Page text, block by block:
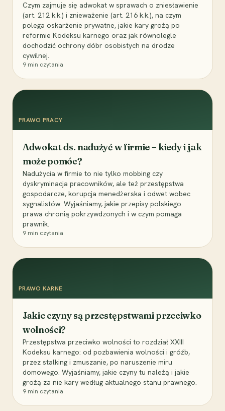
Czym zajmuje się adwokat w sprawach o zniesławienie
(art. 212 k.k.) i znieważenie (art. 216 k.k.), na czym
polega oskarżenie prywatne, jakie kary grożą po
reformie Kodeksu karnego oraz jak równolegle
dochodzić ochrony dóbr osobistych na drodze
cywilnej.
9 min czytania
PRAWO PRACY
Adwokat ds. nadużyć w firmie – kiedy i jak
może pomóc?
Nadużycia w firmie to nie tylko mobbing czy
dyskryminacja pracowników, ale też przestępstwa
gospodarcze, korupcja menedżerska i odwet wobec
sygnalistów. Wyjaśniamy, jakie przepisy polskiego
prawa chronią pokrzywdzonych i w czym pomaga
prawnik.
9 min czytania
PRAWO KARNE
Jakie czyny są przestępstwami przeciwko
wolności?
Przestępstwa przeciwko wolności to rozdział XXIII
Kodeksu karnego: od pozbawienia wolności i gróźb,
przez stalking i zmuszanie, po naruszenie miru
domowego. Wyjaśniamy, jakie czyny tu należą i jakie
grożą za nie kary według aktualnego stanu prawnego.
9 min czytania